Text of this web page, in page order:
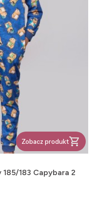
Zobacz produkt
183 Capybara 2